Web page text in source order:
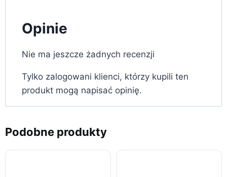
Opinie
Nie ma jeszcze żadnych recenzji
Tylko zalogowani klienci, którzy kupili ten
produkt mogą napisać opinię.
Podobne produkty